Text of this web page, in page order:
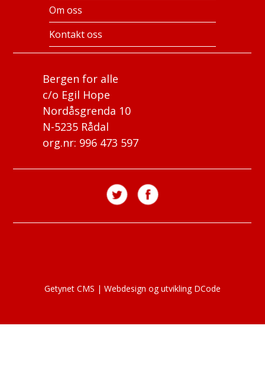
Bergen for alle
c/o Egil Hope
Nordåsgrenda 10
N-5235 Rådal
org.nr: 996 473 597
Om oss
Kontakt oss
Getynet CMS | Webdesign og utvikling DCode